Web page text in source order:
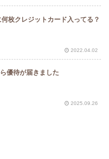
何枚クレジットカード入ってる？
2022.04.02
優待が届きました
2025.09.26